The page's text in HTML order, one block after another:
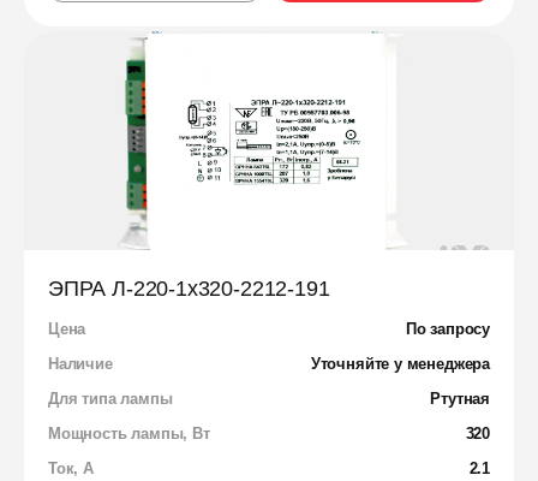
ЭПРА Л-220-1х320-2212-191
Цена
По запросу
Наличие
Уточняйте у менеджера
Для типа лампы
Ртутная
Мощность лампы, Вт
320
Ток, А
2.1